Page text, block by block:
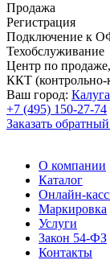
Продажа
Регистрация
Подключение к
Техобслуживание
Центр по
ККТ (контрольно-
Ваш город: Калуга
+7 (495) 150-27-74
Заказать
О компании
Каталог
Онлайн-
Маркировка
Услуги
Закон 54-ФЗ
Контакты